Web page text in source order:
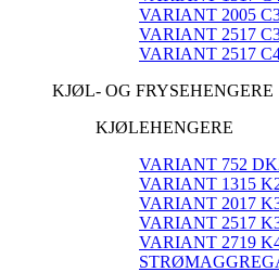
VARIANT 2005
VARIANT 2517
VARIANT 2517
KJØL- OG FRYSEHENGERE
KJØLEHENGERE
VARIANT 752
VARIANT 1315
VARIANT 2017
VARIANT 2517
VARIANT 2719